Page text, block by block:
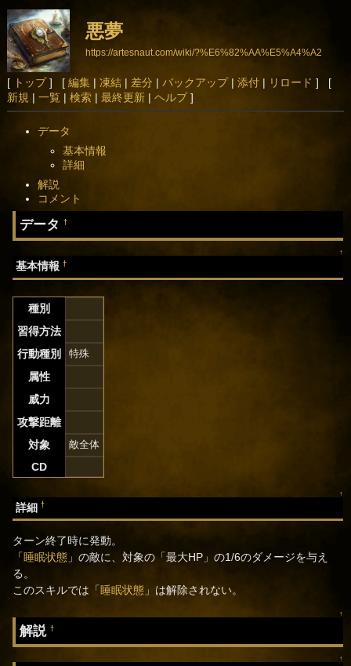
悪夢
https://artesnaut.com/wiki/?%E6%82%AA%E5%A4%A2
[ トップ] [ 編集| 凍結 | 差分 | バックアップ| 添付| リロード ] [
新規 | 一覧 | 検索| 最終更新| ヘルプ]
データ
基本情報
詳細
解説
コメント
データ†
↑
基本情報†
種別
習得方法
行動種別
特殊
属性
威力
攻撃距離
対象
敵全体
CD
↑
詳細†
ターン終了時に発動。
「睡眠状態 」の敵に、対象の「最大HP」の1/6のダメージを与え
る。
このスキルでは「睡眠状態 」は解除されない。
↑
解説†
↑